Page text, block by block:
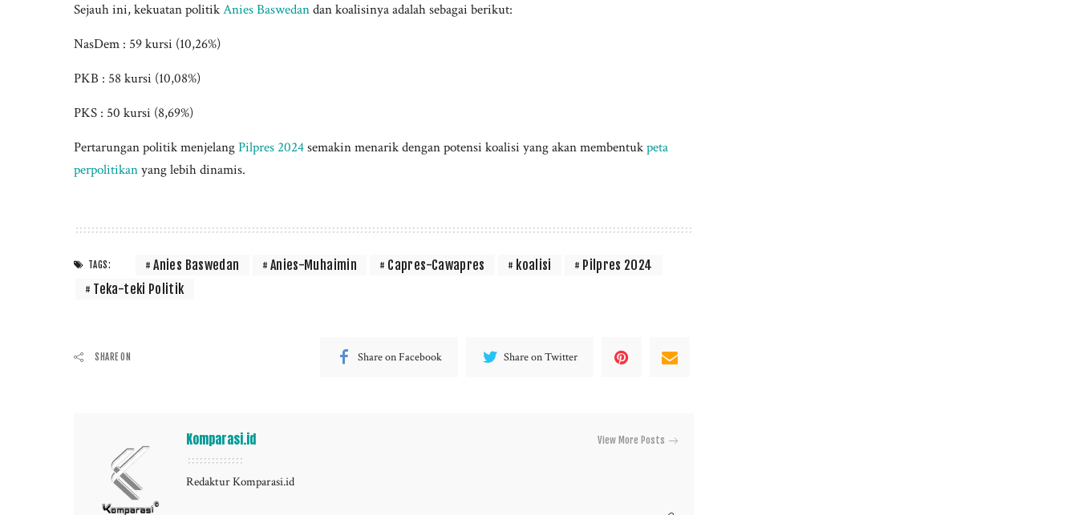
Sejauh ini, kekuatan politikAnies Baswedandan koalisinya adalah sebagai berikut:
NasDem : 59 kursi (10,26%)
PKB : 58 kursi (10,08%)
PKS : 50 kursi (8,69%)
Pertarungan politik menjelangPilpres 2024semakin menarik dengan potensi koalisi yang akan membentukpeta
perpolitikanyang lebih dinamis.
TAGS: Anies Baswedan Anies-Muhaimin Capres-Cawapres koalisi
Pilpres 2024
Teka-teki Politik
SHARE ON Share on Facebook Share on Twitter
Komparasi.id View More Posts
Redaktur Komparasi.id